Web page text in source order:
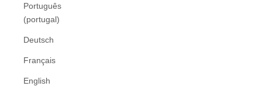
Português
(portugal)
Deutsch
Français
English